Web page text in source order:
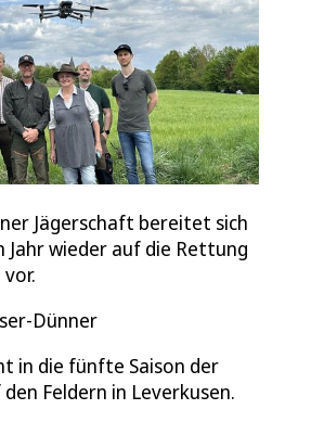
Jägerschaft bereitet sich
Jahr wieder auf die Rettung
Dünner
in die fünfte Saison der
Feldern in Leverkusen.